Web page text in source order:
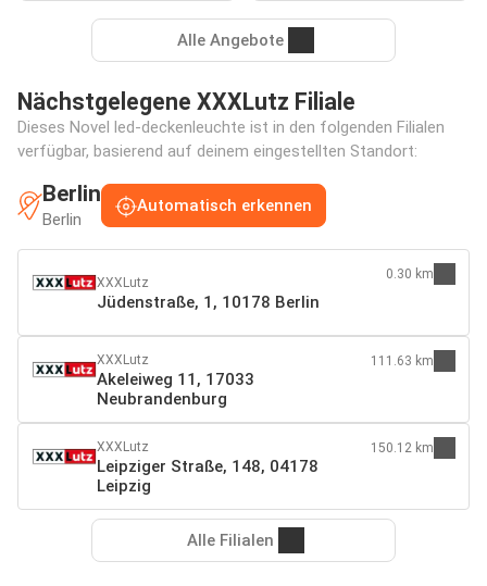
Alle Angebote
Nächstgelegene XXXLutz Filiale
Dieses Novel led-deckenleuchte ist in den folgenden Filialen
verfügbar, basierend auf deinem eingestellten Standort:
Berlin
Berlin
Automatisch erkennen
XXXLutz
Jüdenstraße, 1, 10178 Berlin
0.30 km
XXXLutz
Akeleiweg 11, 17033
Neubrandenburg
111.63 km
XXXLutz
Leipziger Straße, 148, 04178
Leipzig
150.12 km
Alle Filialen